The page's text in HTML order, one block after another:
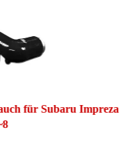
für Subaru Impreza